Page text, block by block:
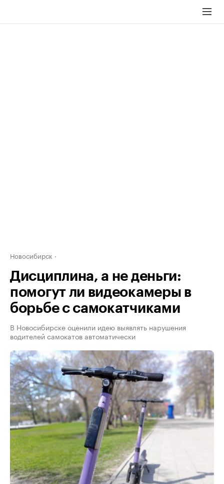
Новосибирск
Дисциплина, а не деньги:
помогут ли видеокамеры в
борьбе с самокатчиками
В Новосибирске оценили идею выявлять нарушения
водителей самокатов автоматически